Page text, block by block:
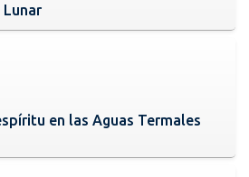
en las Aguas Termales